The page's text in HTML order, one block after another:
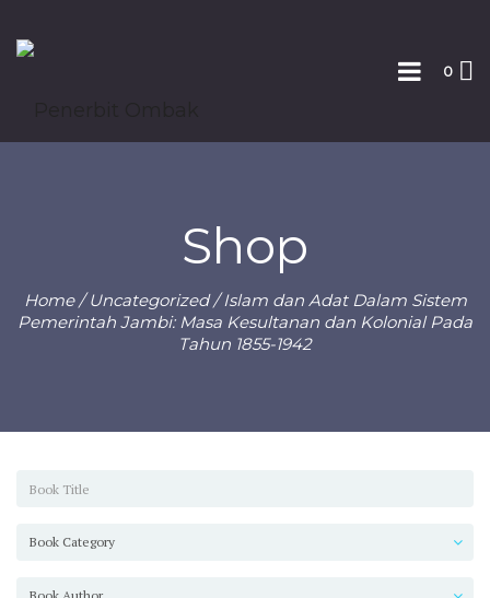
0
Shop
Home/Uncategorized/ Islam dan Adat Dalam Sistem
Pemerintah Jambi: Masa Kesultanan dan Kolonial Pada
Tahun 1855-1942